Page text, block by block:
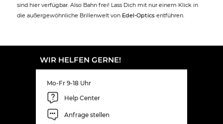
sind hier verfügbar. Also Bahn frei! Lass Dich mit nur einem Klick in
die außergewöhnliche Brillenwelt von Edel-Optics entführen.
WIR HELFEN GERNE!
Mo-Fr 9-18 Uhr
Help Center
Anfrage stellen